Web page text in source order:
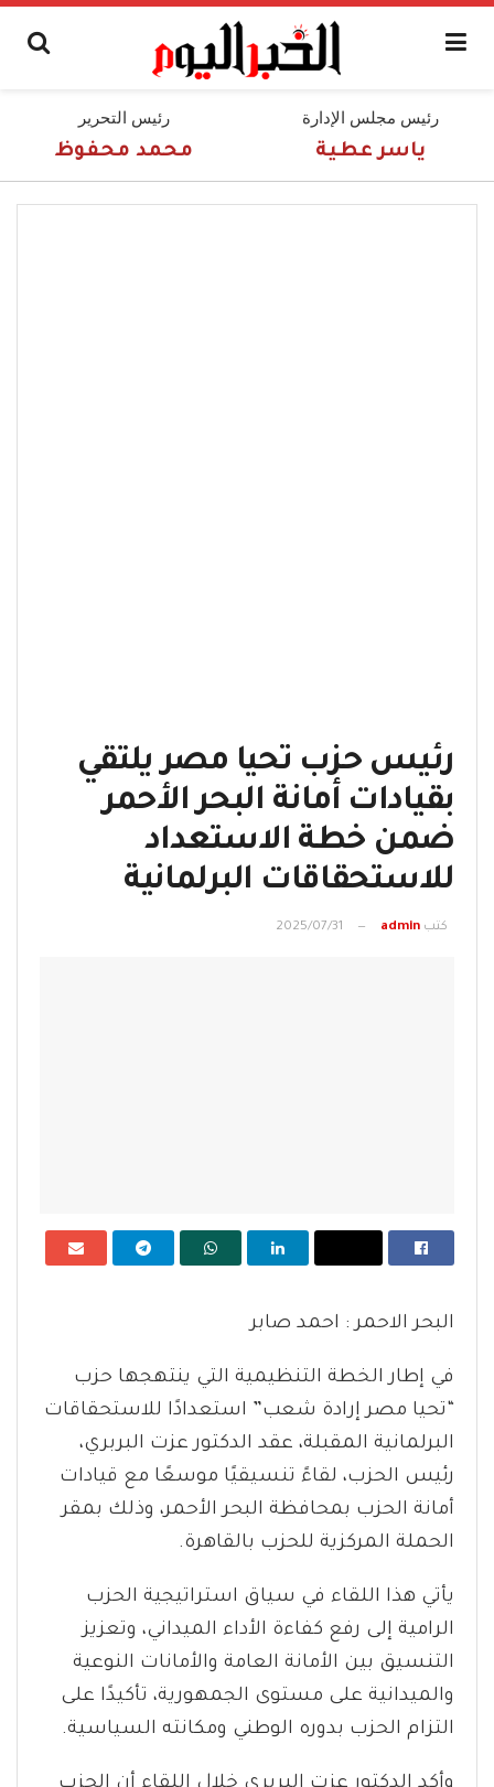
رئيس مجلس الإدارة
ياسر عطية
رئيس التحرير
محمد محفوظ
رئيس حزب تحيا مصر يلتقي
بقيادات أمانة البحر الأحمر
ضمن خطة الاستعداد
للاستحقاقات البرلمانية
كتب admin
2025/07/31
البحر الاحمر : احمد صابر
في إطار الخطة التنظيمية التي ينتهجها حزب
“تحيا مصر إرادة شعب” استعدادًا للاستحقاقات
البرلمانية المقبلة، عقد الدكتور عزت البربري،
رئيس الحزب، لقاءً تنسيقيًا موسعًا مع قيادات
أمانة الحزب بمحافظة البحر الأحمر، وذلك بمقر
الحملة المركزية للحزب بالقاهرة.
يأتي هذا اللقاء في سياق استراتيجية الحزب
الرامية إلى رفع كفاءة الأداء الميداني، وتعزيز
التنسيق بين الأمانة العامة والأمانات النوعية
والميدانية على مستوى الجمهورية، تأكيدًا على
التزام الحزب بدوره الوطني ومكانته السياسية.